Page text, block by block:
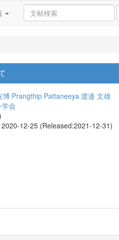
博 Prangthip Pattaneeya 渡邉 文雄
会
12-25 (Released:2021-12-31)